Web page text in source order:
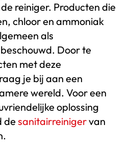
reiniger. Producten die
chloor en ammoniak
als
Door te
met deze
je bij aan een
wereld. Voor een
oplossing
de sanitairreinigervan